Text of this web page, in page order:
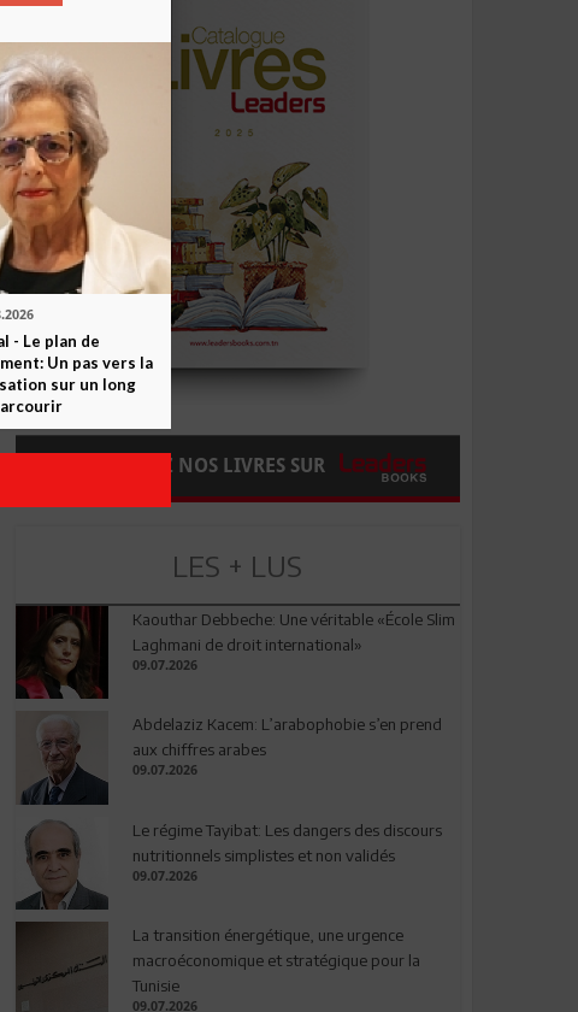
COMMANDEZ NOS LIVRES SUR
LES + LUS
Kaouthar Debbeche: Une véritable «École Slim
Laghmani de droit international»
09.07.2026
Abdelaziz Kacem: L’arabophobie s’en prend
aux chiffres arabes
09.07.2026
Le régime Tayibat: Les dangers des discours
nutritionnels simplistes et non validés
09.07.2026
La transition énergétique, une urgence
macroéconomique et stratégique pour la
Tunisie
09.07.2026
- Le plan de
Un pas vers la
sur un long